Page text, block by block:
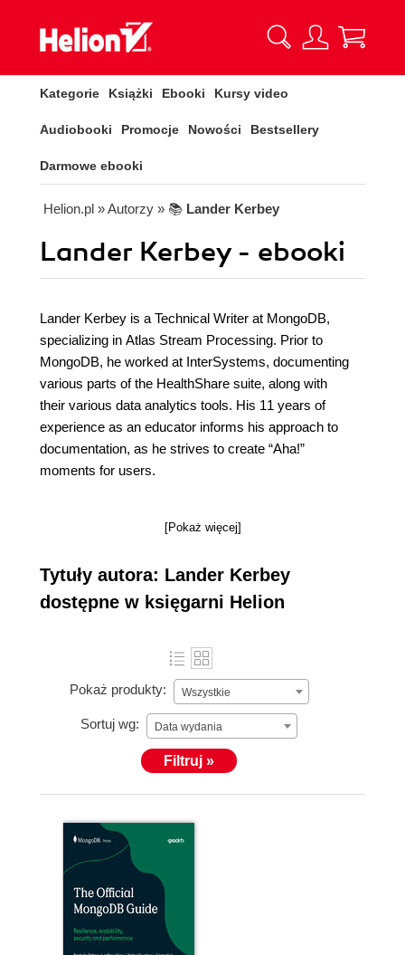
Kategorie Książki Ebooki Kursy video
Audiobooki Promocje Nowości Bestsellery
Darmowe ebooki
Helion.pl » Autorzy » 📚 Lander Kerbey
Lander Kerbey - ebooki
Lander Kerbey is a Technical Writer at MongoDB,
specializing in Atlas Stream Processing. Prior to
MongoDB, he worked at InterSystems, documenting
various parts of the HealthShare suite, along with
their various data analytics tools. His 11 years of
experience as an educator informs his approach to
documentation, as he strives to create “Aha!”
moments for users.
[Pokaż więcej]
Tytuły autora: Lander Kerbey
dostępne w księgarni Helion
Pokaż produkty: Wszystkie
Sortuj wg: Data wydania
Filtruj »